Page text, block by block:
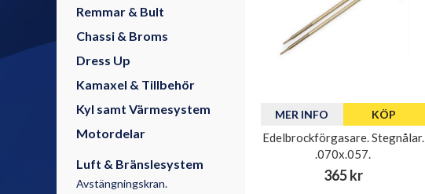
Remmar & Bult
Chassi & Broms
Dress Up
Kamaxel & Tillbehör
Kyl samt Värmesystem
Motordelar
Luft & Bränslesystem
Avstängningskran.
MER INFO KÖP
Edelbrockförgasare. Stegnålar.
.070x.057.
365 kr